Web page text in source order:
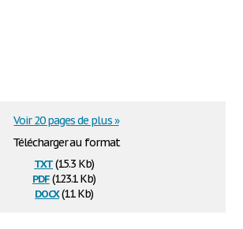
Télécharger au format
txt(15.3 Kb)
pdf(123.1 Kb)
docx(11 Kb)
Voir 20 pages de plus »